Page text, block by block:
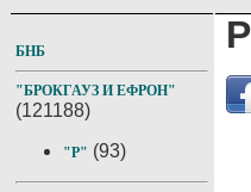
БНБ
"БРОКГАУЗ И ЕФРОН"
(121188)
"P" (93)